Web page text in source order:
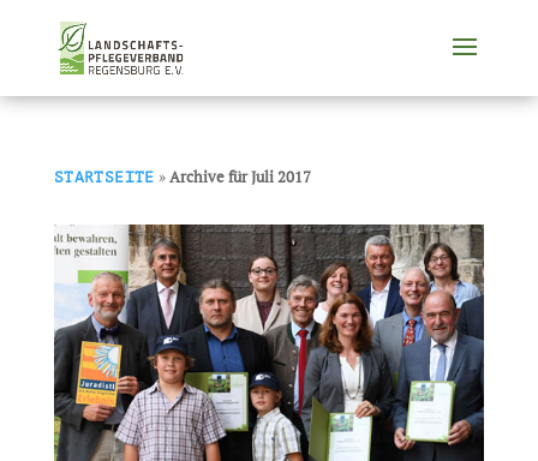
STARTSEITE »Archive für Juli 2017